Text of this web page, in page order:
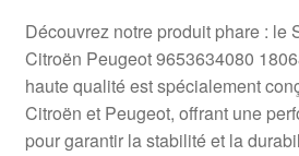
Livraison internationale
Mon compte
Paiements
Découvrez notre produit phare : le
Citroën Peugeot 9653634080
haute qualité est spécialement
Citroën et Peugeot, offrant une
pour garantir la stabilité et la